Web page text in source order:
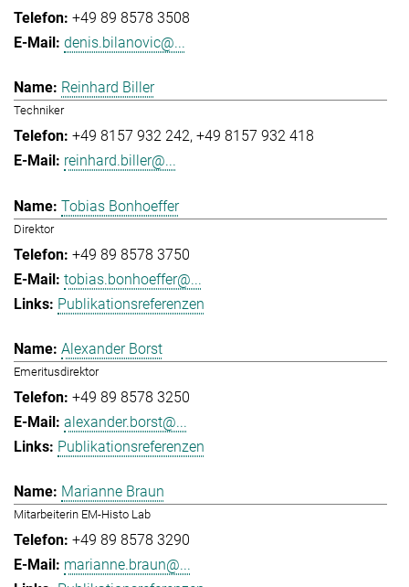
+49 89 8578 3508
denis.bilanovic@...
Reinhard Biller
Techniker
+49 8157 932 242 +49 8157 932 418
reinhard.biller@...
Tobias Bonhoeffer
Direktor
+49 89 8578 3750
tobias.bonhoeffer@...
Publikationsreferenzen
Alexander Borst
Emeritusdirektor
+49 89 8578 3250
alexander.borst@...
Publikationsreferenzen
Marianne Braun
Mitarbeiterin EM-Histo Lab
+49 89 8578 3290
marianne.braun@...